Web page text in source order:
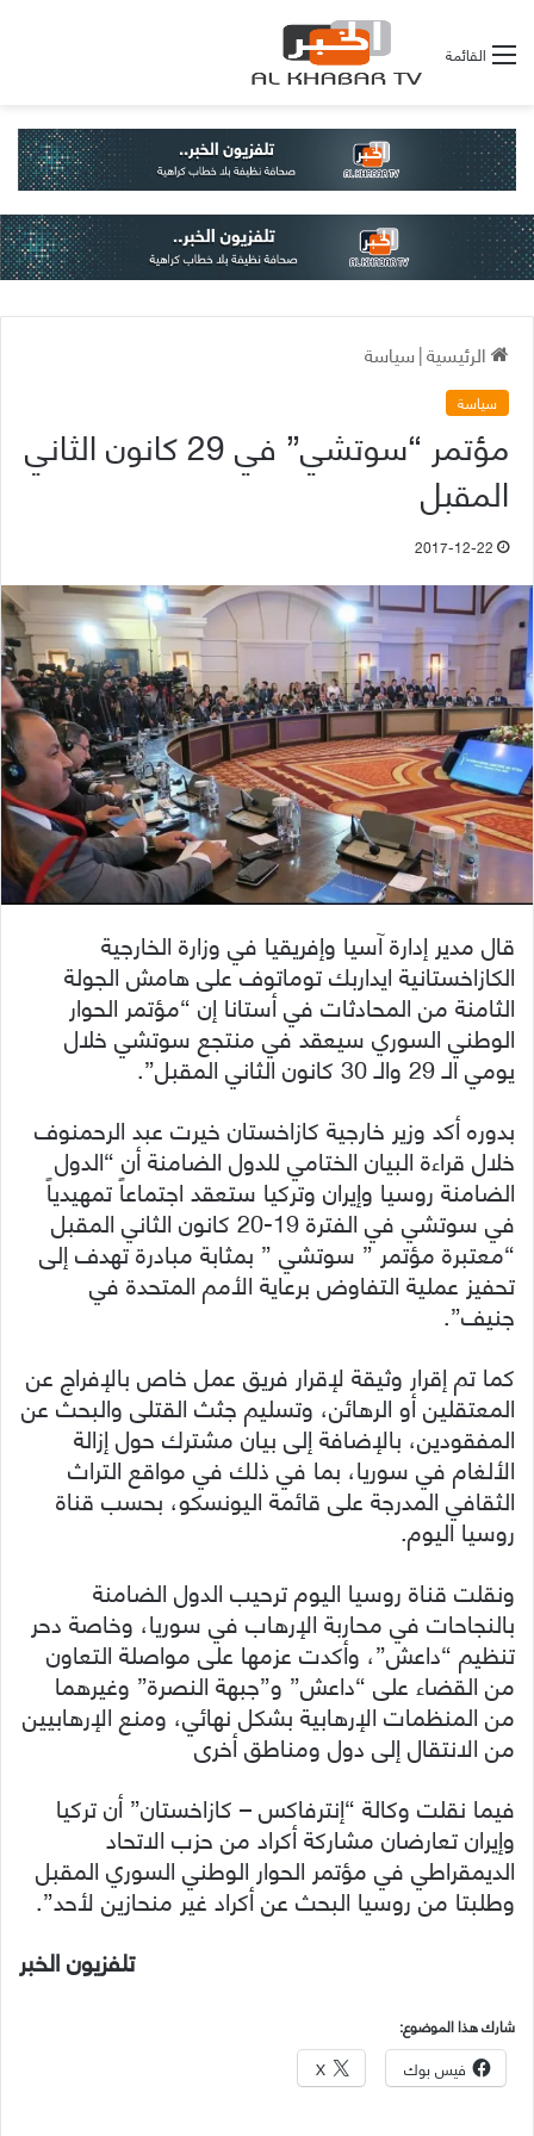
القائمة
الرئيسية|سياسة
سياسة
مؤتمر “سوتشي” في 29 كانون الثاني
المقبل
2017-12-22
قال مدير إدارة آسيا وإفريقيا في وزارة الخارجية
الكازاخستانية ايداربك توماتوف على هامش الجولة
الثامنة من المحادثات في أستانا إن “مؤتمر الحوار
الوطني السوري سيعقد في منتجع سوتشي خلال
يومي الـ 29 والـ 30 كانون الثاني المقبل”.
بدوره أكد وزير خارجية كازاخستان خيرت عبد الرحمنوف
خلال قراءة البيان الختامي للدول الضامنة أن “الدول
الضامنة روسيا وإيران وتركيا ستعقد اجتماعاً تمهيدياً
في سوتشي في الفترة 19-20 كانون الثاني المقبل
“معتبرة مؤتمر ” سوتشي ” بمثابة مبادرة تهدف إلى
تحفيز عملية التفاوض برعاية الأمم المتحدة في
جنيف”.
كما تم إقرار وثيقة لإقرار فريق عمل خاص بالإفراج عن
المعتقلين أو الرهائن، وتسليم جثث القتلى والبحث عن
المفقودين، بالإضافة إلى بيان مشترك حول إزالة
الألغام في سوريا، بما في ذلك في مواقع التراث
الثقافي المدرجة على قائمة اليونسكو، بحسب قناة
روسيا اليوم.
ونقلت قناة روسيا اليوم ترحيب الدول الضامنة
بالنجاحات في محاربة الإرهاب في سوريا، وخاصة دحر
تنظيم “داعش”، وأكدت عزمها على مواصلة التعاون
من القضاء على “داعش” و”جبهة النصرة” وغيرهما
من المنظمات الإرهابية بشكل نهائي، ومنع الإرهابيين
من الانتقال إلى دول ومناطق أخرى
فيما نقلت وكالة “إنترفاكس – كازاخستان” أن تركيا
وإيران تعارضان مشاركة أكراد من حزب الاتحاد
الديمقراطي في مؤتمر الحوار الوطني السوري المقبل
وطلبتا من روسيا البحث عن أكراد غير منحازين لأحد”.
تلفزيون الخبر
شارك هذا الموضوع:
فيس بوك X